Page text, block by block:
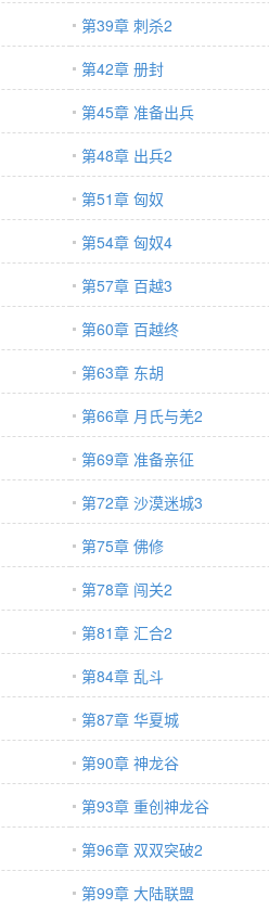
第39章 刺杀2
第42章 册封
第45章 准备出兵
第48章 出兵2
第51章 匈奴
第54章 匈奴4
第57章 百越3
第60章 百越终
第63章 东胡
第66章 月氏与羌2
第69章 准备亲征
第72章 沙漠迷城3
第75章 佛修
第78章 闯关2
第81章 汇合2
第84章 乱斗
第87章 华夏城
第90章 神龙谷
第93章 重创神龙谷
第96章 双双突破2
第99章 大陆联盟